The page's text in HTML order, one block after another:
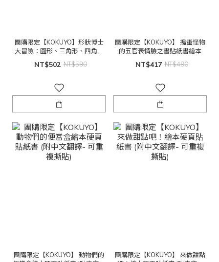
團購限定【KOKUYO】形狀博士
大冒險：圓形、三角形、四角形
出動！硬頁繪本貼紙書 (附中文翻
譯- 可重複撕貼)
NT$502 NT$590
團購限定【KOKUYO】 搗蛋怪物
的五官表情臉之書貼紙書繪本
NT$417 NT$490
團購限定【KOKUYO】 動物們的
團購限定【KOKUYO】 來做甜點